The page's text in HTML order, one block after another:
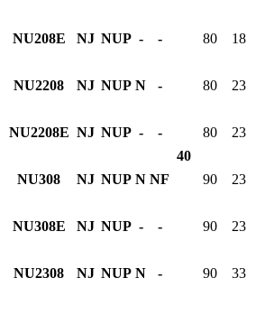
40
NU208E NJ NUP - - 80 18
NU2208 NJ NUP N - 80 23
NU2208E NJ NUP - - 80 23
NU308 NJ NUP N NF 90 23
NU308E NJ NUP - - 90 23
NU2308 NJ NUP N - 90 33